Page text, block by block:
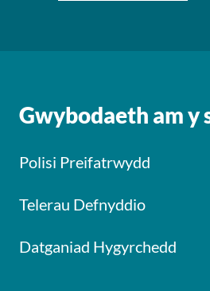
Gwybodaeth am y
Polisi Preifatrwydd
Telerau Defnyddio
Datganiad Hygyrchedd